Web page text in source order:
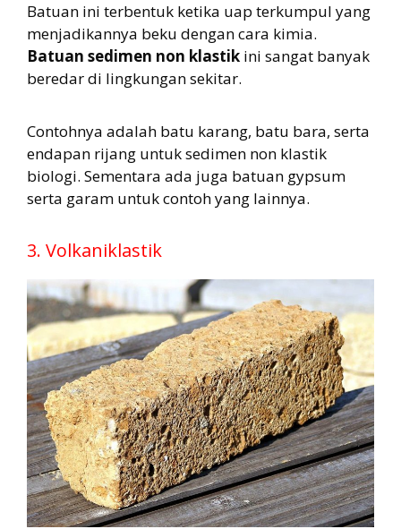
Batuan ini terbentuk ketika uap terkumpul yang
menjadikannya beku dengan cara kimia.
Batuan sedimen non klastik ini sangat banyak
beredar di lingkungan sekitar.
Contohnya adalah batu karang, batu bara, serta
endapan rijang untuk sedimen non klastik
biologi. Sementara ada juga batuan gypsum
serta garam untuk contoh yang lainnya.
3. Volkaniklastik